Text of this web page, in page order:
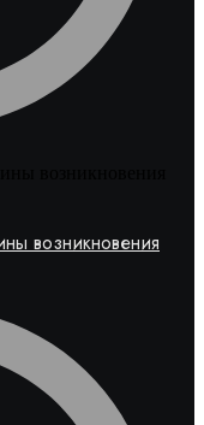
возникновения